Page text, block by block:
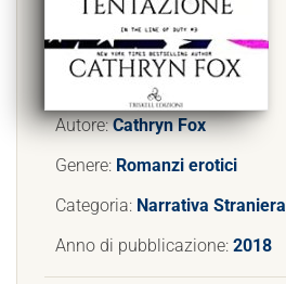
Autore:Cathryn Fox
Genere: Romanzi erotici
Categoria: Narrativa Straniera
Anno di pubblicazione: 2018